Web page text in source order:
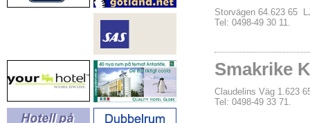
Storvägen 64.623 65
Tel: 0498-49 30 11.
Smakrike
Claudelins Väg 1.623
Tel: 0498-49 33 71.